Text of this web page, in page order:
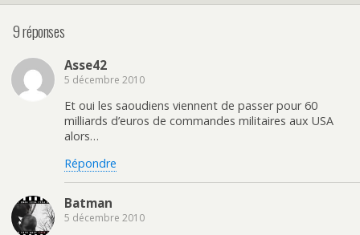
9 réponses
Asse42
5 décembre 2010
Et oui les saoudiens viennent de passer pour 60
milliards d’euros de commandes militaires aux USA
alors…
Répondre
Batman
5 décembre 2010